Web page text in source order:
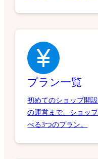
プラン一覧
初めてのショップ開
の運営まで、ショッ
べる3つのプラン。